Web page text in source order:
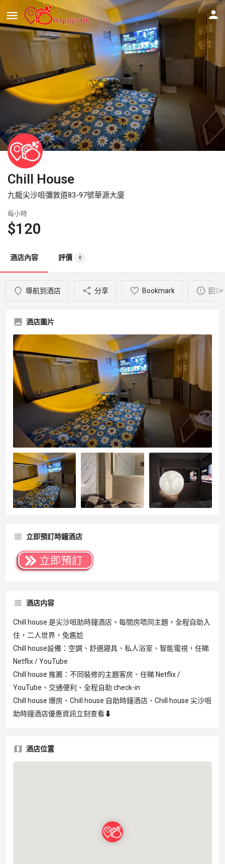
Chill House
九龍尖沙咀彌敦道83-97號華源大廈
每小時
$120
酒店內容 評價 0
導航到酒店 分享 Bookmark 回報
酒店圖片
立即預訂時鐘酒店
酒店内容
Chill house 是尖沙咀助時鐘酒店。每間房唔同主題，全程自助入
住，二人世界，免尷尬
Chill house設備：空調、舒適寢具、私人浴室、智能電視，任睇
Netflix / YouTube
Chill house 推薦：不同裝修的主題客房、任睇 Netflix /
YouTube、交通便利、全程自助 check-in
Chill house 爆房、Chill house 自助時鐘酒店、Chill house 尖沙咀
助時鐘酒店優惠資訊立刻查看⬇︎
酒店位置